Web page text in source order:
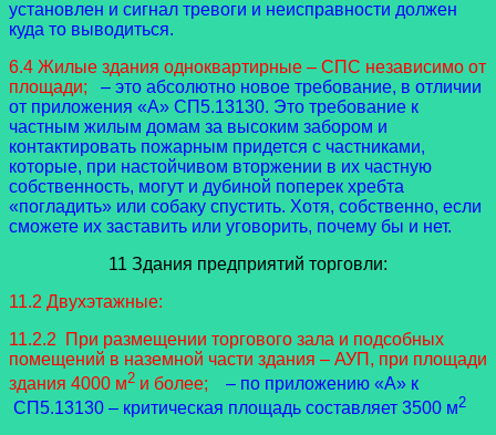
установлен и сигнал тревоги и неисправности должен
куда то выводиться.
6.4 Жилые здания одноквартирные – СПС независимо от
площади;
– это абсолютно новое требование, в отличии
от приложения «А» СП5.13130. Это требование к
частным жилым домам за высоким забором и
контактировать пожарным придется с частниками,
которые, при настойчивом вторжении в их частную
собственность, могут и дубиной поперек хребта
«погладить» или собаку спустить. Хотя, собственно, если
сможете их заставить или уговорить, почему бы и нет.
11 Здания предприятий торговли:
11.2 Двухэтажные:
11.2.2 При размещении торгового зала и подсобных
помещений в наземной части здания – АУП, при площади
здания 4000 м2 и более;
– по приложению «А» к
СП5.13130 – критическая площадь составляет 3500 м2